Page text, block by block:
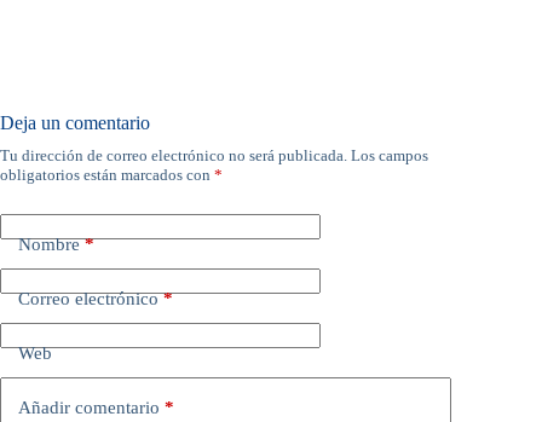
Deja un comentario
Tu dirección de correo electrónico no será publicada. Los campos
obligatorios están marcados con *
Nombre*
Correo electrónico*
Web
Añadir comentario *